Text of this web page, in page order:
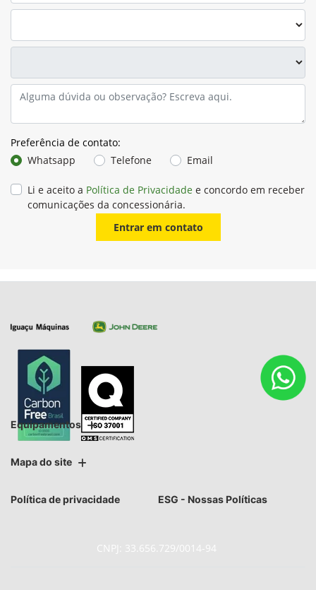
Preferência de contato:
Whatsapp
Telefone Email
Li e aceito a Política de Privacidade e concordo em receber
comunicações da concessionária.
Entrar em contato
Equipamentos
Mapa do site
Política de privacidade ESG - Nossas Políticas
CNPJ: 33.656.729/0014-94